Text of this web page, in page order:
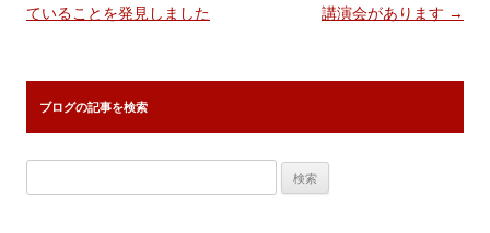
ナ
ー
シ
ョ
ン
ていることを発見しました 講演会があります →
ブログの記事を検索
索: